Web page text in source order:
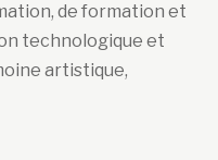
de formation et
technologique et
artistique,